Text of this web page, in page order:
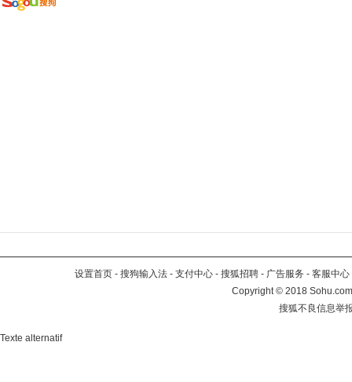
设置首页 - 搜狗输入法 - 支付中心 - 搜狐招聘 - 广告服务 - 客服中心
Copyright©2018
搜狐不良信息举
Texte alternatif